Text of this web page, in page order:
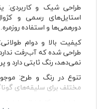
طراحی شیک و کاربردی:
استایل‌های رسمی و
دورهمی‌ها و استفاده روزمره.
کیفیت بالا و دوام
طراحی شده که آب‌رفت
نمی‌دهد، رنگ ثابتی دارد و
تنوع در رنگ و طرح:
مختلف برای سلیقه‌های